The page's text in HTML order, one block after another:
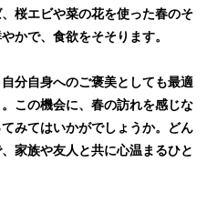
桜エビや菜の花を使った春のそ
かで、食欲をそそります。
分自身へのご褒美としても最適
この機会に、春の訪れを感じな
みてはいかがでしょうか。どん
家族や友人と共に心温まるひと